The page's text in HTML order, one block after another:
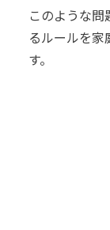
このような
るルールを
す。